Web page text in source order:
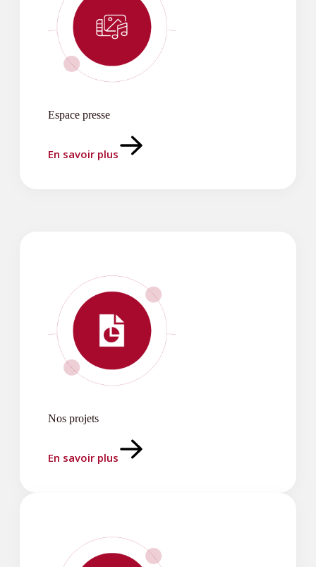
Espace presse
En savoir plus
Nos projets
En savoir plus